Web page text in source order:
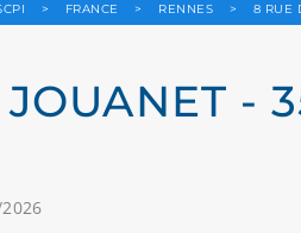
> FRANCE > RENNES > 8 RUE
-